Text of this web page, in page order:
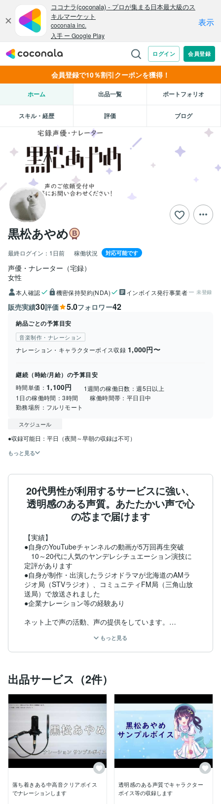
会員登録で10％割引クーポンを獲得！
ホーム 出品一覧 ポートフォリオ
スキル・経歴 評価 ブログ
黒松あやめ
最終ログイン： 1日前 稼働状況 対応可能です
声優・ナレーター（宅録）
女性
本人確認 機密保持契約(NDA) インボイス発行事業者 未登録
販売実績30評価 5.0フォロワー42
納品ごとの予算目安
音楽制作・ナレーション
ナレーション・キャラクターボイス収録 1,000円〜
継続（時給/月給）の予算目安
時間単価： 1,100円 1週間の稼働日数：週5日以上
1日の稼働時間：3時間 稼働時間帯： 平日日中
勤務場所： フルリモート
スケジュール
●収録可能日：平日（夜間～早朝の収録は不可）
もっと見る
20代男性が利用するサービスに強い、
透明感のある声質。あたたかい声で心
の芯まで届けます
【実績】
●自身のYouTubeチャンネルの動画が5万回再生突破
10～20代に人気のヤンデレシチュエーション演技に
定評があります
●自身が制作・出演したラジオドラマが北海道のAMラ
ジオ局（STVラジオ）、コミュニティFM局（三角山放
送局）で放送されました
●企業ナレーション等の経験あり
ネット上で声の活動、声の提供をしています。
アプリ、ゲームやボイスドラマ等の同人・自主制作作品
のキャラクターボイス、朗読など「声」に関することで
私に出来る事でしたらお手伝いします！
収録完了までお時間をいただいておりますが、メッセー
ジ等のやりとりはスムーズに行えるよう心掛けていま
す。
プロに依頼するほどではないけれど、それっぽい声が欲
そこそこの品質のものを安価でお願いしたい
そんな場面で自分の声が皆様のお役に立てれば幸いで
す。
もっと見る
出品サービス（2件）
落ち着きある中高音クリアボイス
でナレーションします
透明感のある声質でキャラクター
ボイス等の収録します